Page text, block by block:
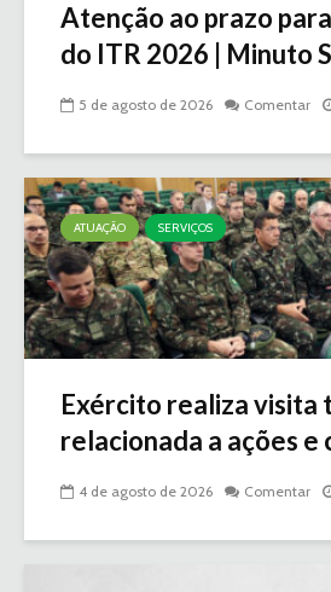
Atenção ao prazo
do ITR 2026 | Minuto
5 de agosto de 2026 Comentar
ATUAÇÃO SERVIÇOS
Exército realiza visita
relacionada a ações e
4 de agosto de 2026 Comentar